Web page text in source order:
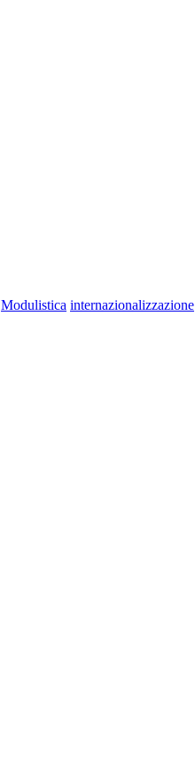
Modulistica internazionalizzazione